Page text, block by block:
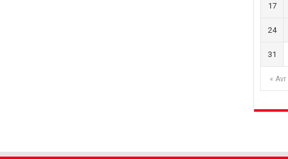
« Avr
17
24
31